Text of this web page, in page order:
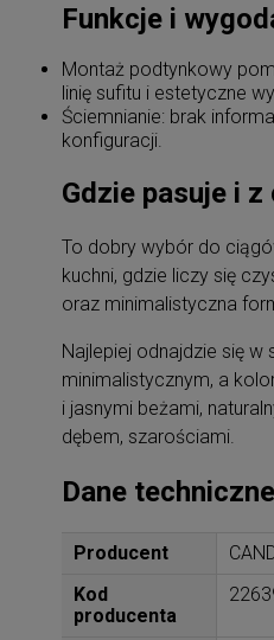
Funkcje i
Montaż podtynkowy
linię sufitu i estetyczne
Ściemnianie: brak
konfiguracji.
Gdzie pasuje i z
To dobry wybór do
kuchni, gdzie liczy się
oraz minimalistyczna
Najlepiej odnajdzie się w
minimalistycznym, a
i jasnymi beżami,
dębem, szarościami.
Dane techniczne
Producent
Kod
producenta